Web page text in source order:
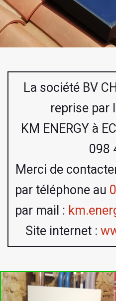
La société BV
reprise par
KM ENERGY à
098
Merci de
par téléphone au
par mail :
Site internet :